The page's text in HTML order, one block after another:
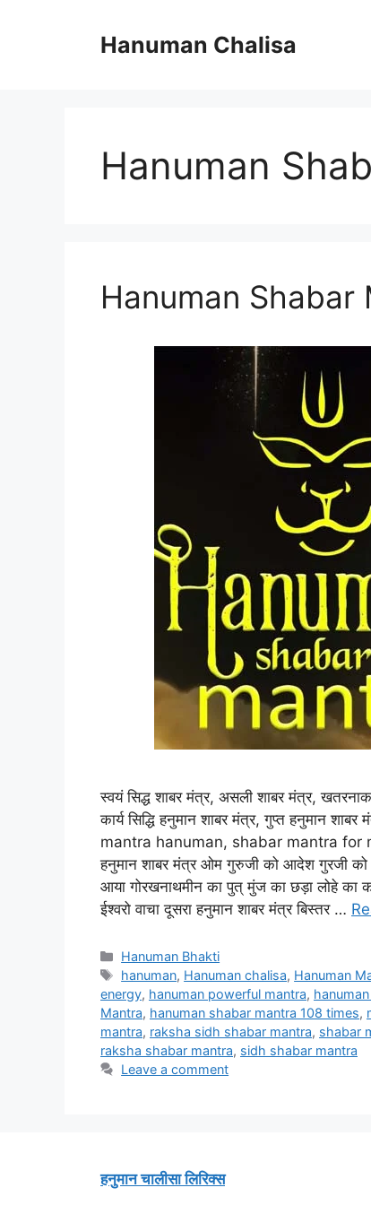
Hanuman Chalisa
Hanuman
Hanuman Shabar
स्वयं सिद्ध शाबर मंत्र, असली शाबर मंत्र,
कार्य सिद्धि हनुमान शाबर मंत्र, गुप्त हनुमान
mantra hanuman, shabar mantra for
हनुमान शाबर मंत्र ओम गुरुजी को आदेश गुरजी को
आया गोरखनाथमीन का पुत् मुंज का छड़ा लोहे का
ईश्वरो वाचा दूसरा हनुमान शाबर मंत्र बिस्तर …
Categories
Hanuman Bhakti
Tags
hanuman, Hanuman chalisa, Hanuman
energy, hanuman powerful mantra,
Mantra, hanuman shabar mantra 108 times,
mantra, raksha sidh shabar mantra, shabar
raksha shabar mantra, sidh shabar mantra
Leave a comment
हनुमान चालीसा लिरिक्स